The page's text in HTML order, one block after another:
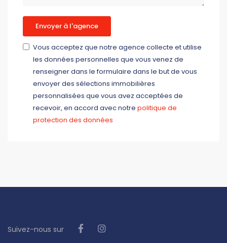
Envoyer à l'agence
Vous acceptez que notre agence collecte et utilise
les données personnelles que vous venez de
renseigner dans le formulaire dans le but de vous
envoyer des sélections immobilières
personnalisées que vous avez acceptées de
recevoir, en accord avec notre politique de
protection des données
Suivez-nous sur